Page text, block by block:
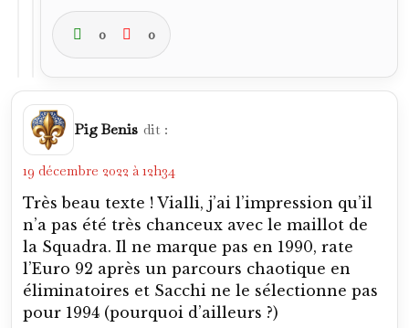
Khiadiatoulin
Hehe. Le petit clin d’oeil à Sattouf sur une de
tes photos.
Que c’est compliqué de s’imposer en attaque
en Italie. Le record de Riva tient toujours. Il
n’est pourtant pas tres haut selon les
standards actuels. 35 buts.
Que devient Gigi d’ailleurs?
2 0